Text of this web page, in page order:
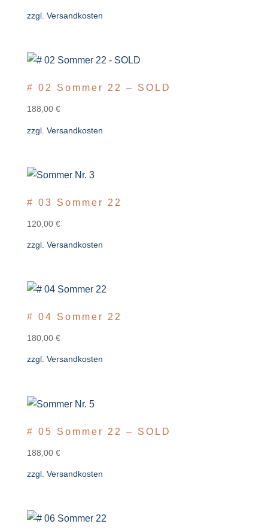
zzgl. Versandkosten
# 02 Sommer 22 – SOLD
188,00 €
zzgl. Versandkosten
# 03 Sommer 22
120,00 €
zzgl. Versandkosten
# 04 Sommer 22
180,00 €
zzgl. Versandkosten
# 05 Sommer 22 – SOLD
188,00 €
zzgl. Versandkosten